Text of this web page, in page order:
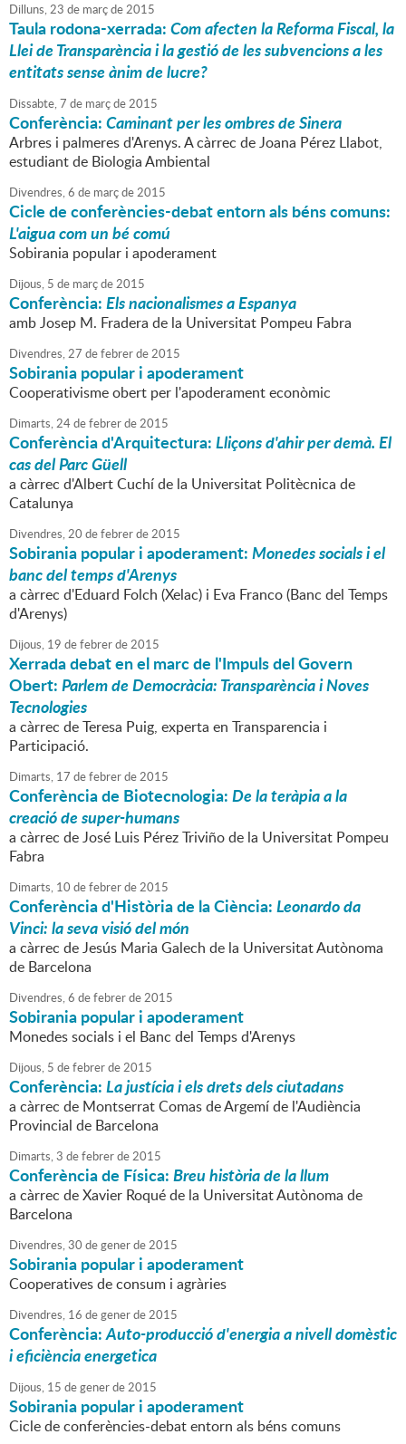
Dilluns,23 de marçde2015
Taula rodona-xerrada:Com afecten la Reforma Fiscal, la
Llei de Transparència i la gestió de les subvencions a les
entitats sense ànim de lucre?
Dissabte,7 de marçde2015
Conferència:Caminant per les ombres de Sinera
Arbres i palmeres d'Arenys. A càrrec de Joana Pérez Llabot,
estudiant de Biologia Ambiental
Divendres,6 de marçde2015
Cicle de conferències-debat entorn als béns comuns:
L'aigua com un bé comú
Sobirania popular i apoderament
Dijous, 5 de marçde2015
Conferència:Els nacionalismes a Espanya
amb Josep M. Fradera de la Universitat Pompeu Fabra
Divendres,27 defebrerde2015
Sobirania popular i apoderament
Cooperativisme obert per l'apoderament econòmic
Dimarts,24defebrerde2015
Conferència d'Arquitectura:Lliçons d'ahir per demà. El
cas del Parc Güell
a càrrec d'Albert Cuchí de la Universitat Politècnica de
Catalunya
Divendres,20 defebrerde2015
Sobirania popular i apoderament:Monedes socials i el
banc del temps d'Arenys
a càrrec d'Eduard Folch (Xelac) i Eva Franco (Banc del Temps
d'Arenys)
Dijous, 19 defebrerde2015
Xerrada debat en el marc de l'Impuls del Govern
Obert:Parlem de Democràcia: Transparència i Noves
Tecnologies
a càrrec de Teresa Puig, experta en Transparencia i
Participació.
Dimarts, 17 defebrerde2015
Conferència de Biotecnologia:De la teràpia a la
creació de super-humans
a càrrec de José Luis Pérez Triviño de la Universitat Pompeu
Fabra
Dimarts, 10 defebrerde2015
Conferència d'Història de la Ciència:Leonardo da
Vinci: la seva visió del món
a càrrec de Jesús Maria Galech de la Universitat Autònoma
de Barcelona
Divendres,6 defebrerde2015
Sobirania popular i apoderament
Monedes socials i el Banc del Temps d'Arenys
Dijous, 5 defebrerde2015
Conferència:La justícia i els drets dels ciutadans
a càrrec de Montserrat Comas de Argemí de l'Audiència
Provincial de Barcelona
Dimarts,3 defebrerde2015
Conferència de Física:Breu història de la llum
a càrrec de Xavier Roqué de la Universitat Autònoma de
Barcelona
Divendres,30 degenerde2015
Sobirania popular i apoderament
Cooperatives de consum i agràries
Divendres, 16 degenerde2015
Conferència:Auto-producció d'energia a nivell domèstic
i eficiència energetica
Dijous, 15 degenerde2015
Sobirania popular i apoderament
Cicle de conferències-debat entorn als béns comuns